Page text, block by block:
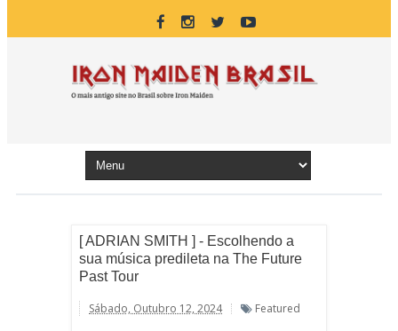
[ ADRIAN SMITH ] - Escolhendo a
sua música predileta na The Future
Past Tour
Sábado, Outubro 12, 2024 Featured